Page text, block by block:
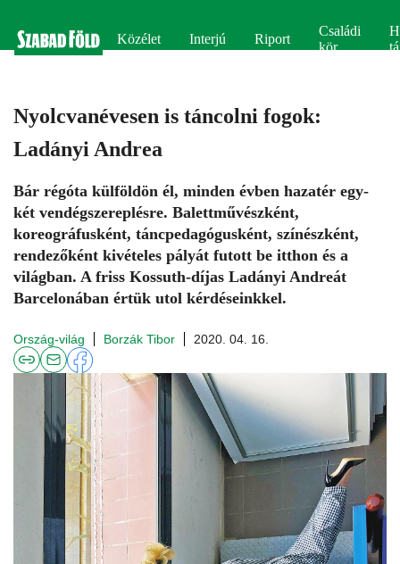
Közélet Interjú Riport
Családi
kör
Nyolcvanévesen is táncolni fogok:
Ladányi Andrea
Bár régóta külföldön él, minden évben hazatér egy-
két vendégszereplésre. Balettművészként,
koreográfusként, táncpedagógusként, színészként,
rendezőként kivételes pályát futott be itthon és a
világban. A friss Kossuth-díjas Ladányi Andreát
Barcelonában értük utol kérdéseinkkel.
Ország-világ Borzák Tibor 2020. 04. 16.